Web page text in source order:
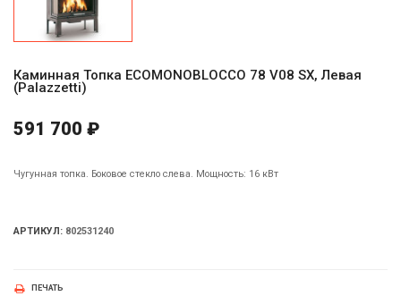
Каминная Топка ECOMONOBLOCCO 78 V08 SX, Левая
(Palazzetti)
591 700 ₽
Чугунная топка. Боковое стекло слева. Мощность: 16 кВт
АРТИКУЛ: 802531240
ПЕЧАТЬ